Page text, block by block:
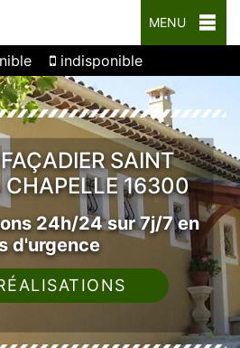
MENU
indisponible
SAINT
16300
24h/24 sur 7j/7 en
d'urgence